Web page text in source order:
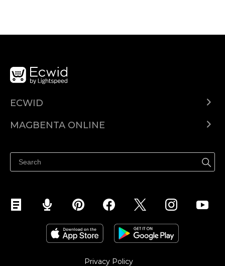
ECWID
Help center
MAGBENTA ONLINE
Ibenta sa Facebook
Privacy Policy